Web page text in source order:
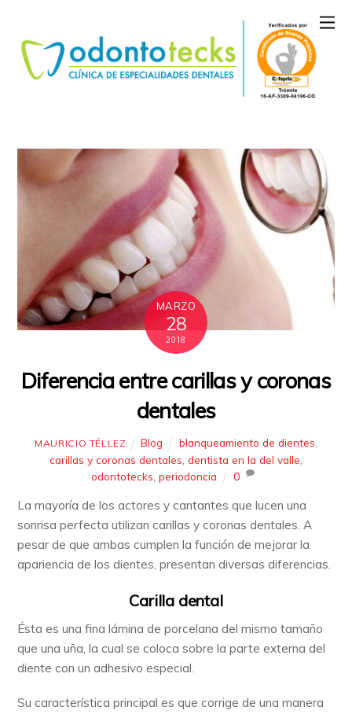
MARZO
28
2018
Diferencia entre carillas y coronas
dentales
MAURICIO TÉLLEZ Blog blanqueamiento de dientes
carillas y coronas dentales dentista en la del valle
odontotecks ,periodoncia 0
La mayoría de los actores y cantantes que lucen una
sonrisa perfecta utilizan carillas y coronas dentales. A
pesar de que ambas cumplen la función de mejorar la
apariencia de los dientes, presentan diversas diferencias.
Carilla dental
Ésta es una fina lámina de porcelana del mismo tamaño
que una uña, la cual se coloca sobre la parte externa del
diente con un adhesivo especial.
Su característica principal es que corrige de una manera